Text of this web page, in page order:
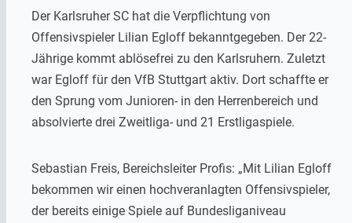
Der Karlsruher SC hat die Verpflichtung von
Offensivspieler Lilian Egloff bekanntgegeben. Der 22-
Jährige kommt ablösefrei zu den Karlsruhern. Zuletzt
war Egloff für den VfB Stuttgart aktiv. Dort schaffte er
den Sprung vom Junioren- in den Herrenbereich und
absolvierte drei Zweitliga- und 21 Erstligaspiele.
Sebastian Freis, Bereichsleiter Profis: „Mit Lilian Egloff
bekommen wir einen hochveranlagten Offensivspieler,
der bereits einige Spiele auf Bundesliganiveau